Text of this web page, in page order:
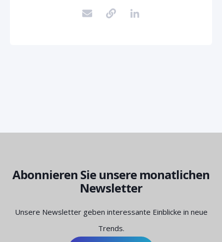
Abonnieren Sie unsere monatlichen
Newsletter
Unsere Newsletter geben interessante Einblicke in neue
Trends.